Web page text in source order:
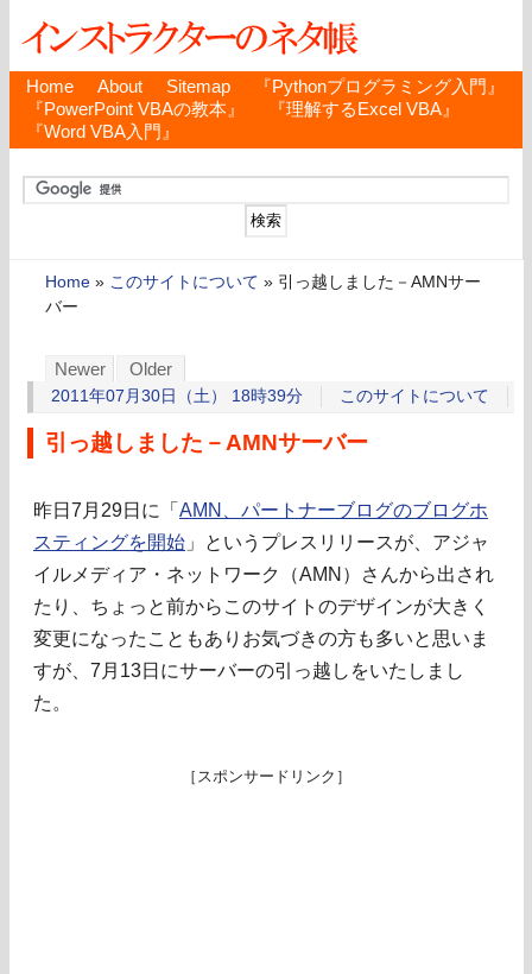
Home About Sitemap
『Pythonプログラミング入門』
『PowerPoint VBAの教本』
『理解するExcel VBA』
『Word VBA入門』
Home » このサイトについて » 引っ越しました－AMNサー
バー
Newer Older
2011年07月30日（土） 18時39分 このサイトについて
引っ越しました－AMNサーバー
昨日7月29日に「 AMN、パートナーブログのブログホ
スティングを開始 」というプレスリリースが、アジャ
イルメディア・ネットワーク（AMN）さんから出され
たり、ちょっと前からこのサイトのデザインが大きく
変更になったこともありお気づきの方も多いと思いま
すが、7月13日にサーバーの引っ越しをいたしまし
た。
［スポンサードリンク］